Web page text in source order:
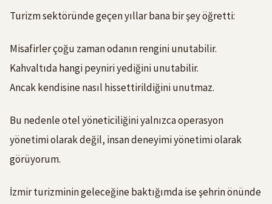
Turizm sektöründe geçen yıllar bana bir şey öğretti:
Misafirler çoğu zaman odanın rengini unutabilir.
Kahvaltıda hangi peyniri yediğini unutabilir.
Ancak kendisine nasıl hissettirildiğini unutmaz.
Bu nedenle otel yöneticiliğini yalnızca operasyon
yönetimi olarak değil, insan deneyimi yönetimi olarak
görüyorum.
İzmir turizminin geleceğine baktığımda ise şehrin önünde